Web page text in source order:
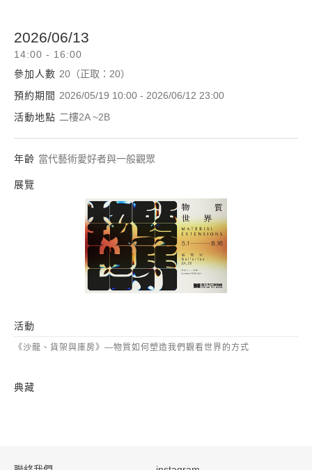
2026/06/13
14:00 - 16:00
參加人數 20（正取：20）
預約期間 2026/05/19 10:00 - 2026/06/12 23:00
活動地點 二樓2A ~2B
年齡 當代藝術愛好者與一般觀眾
展覽
活動
《沙龍、貨架與庫房》—物質如何塑造我們觀看世界的方式
典藏